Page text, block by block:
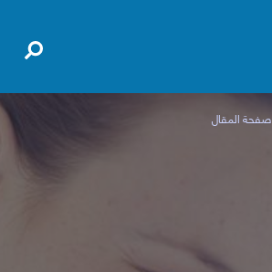
صفحة المقال